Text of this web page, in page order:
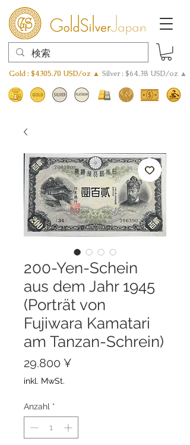
Gold : $4305.70 USD/oz ▲ Silver : $64.38 USD/oz ▲
200-Yen-Schein
aus dem Jahr 1945
(Porträt von
Fujiwara Kamatari
am Tanzan-Schrein)
29.800 ¥
inkl. MwSt.
Anzahl *